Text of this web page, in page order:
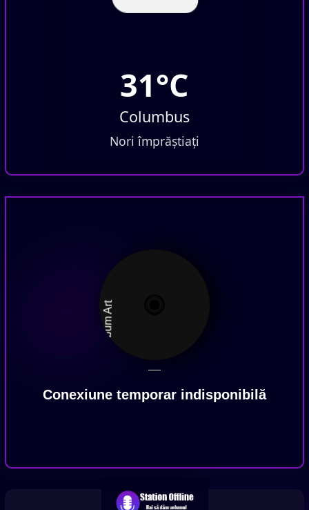
31°C
Columbus
Nori împrăștiați
—
Conexiune temporar indisponibilă